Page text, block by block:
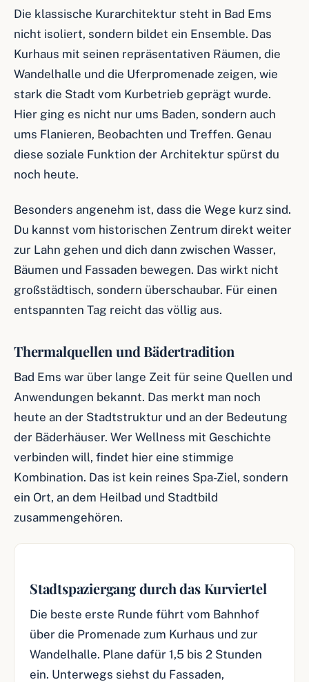
Die klassische Kurarchitektur steht in Bad Ems
nicht isoliert, sondern bildet ein Ensemble. Das
Kurhaus mit seinen repräsentativen Räumen, die
Wandelhalle und die Uferpromenade zeigen, wie
stark die Stadt vom Kurbetrieb geprägt wurde.
Hier ging es nicht nur ums Baden, sondern auch
ums Flanieren, Beobachten und Treffen. Genau
diese soziale Funktion der Architektur spürst du
noch heute.
Besonders angenehm ist, dass die Wege kurz sind.
Du kannst vom historischen Zentrum direkt weiter
zur Lahn gehen und dich dann zwischen Wasser,
Bäumen und Fassaden bewegen. Das wirkt nicht
großstädtisch, sondern überschaubar. Für einen
entspannten Tag reicht das völlig aus.
Thermalquellen und Bädertradition
Bad Ems war über lange Zeit für seine Quellen und
Anwendungen bekannt. Das merkt man noch
heute an der Stadtstruktur und an der Bedeutung
der Bäderhäuser. Wer Wellness mit Geschichte
verbinden will, findet hier eine stimmige
Kombination. Das ist kein reines Spa-Ziel, sondern
ein Ort, an dem Heilbad und Stadtbild
zusammengehören.
Stadtspaziergang durch das Kurviertel
Die beste erste Runde führt vom Bahnhof
über die Promenade zum Kurhaus und zur
Wandelhalle. Plane dafür 1,5 bis 2 Stunden
ein. Unterwegs siehst du Fassaden,